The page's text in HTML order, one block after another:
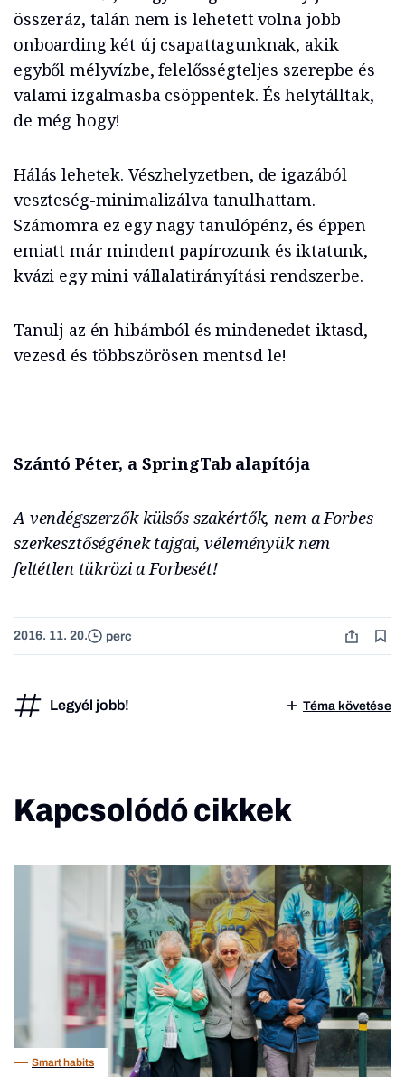
összeráz, talán nem is lehetett volna jobb
onboarding két új csapattagunknak, akik
egyből mélyvízbe, felelősségteljes szerepbe és
valami izgalmasba csöppentek. És helytálltak,
de még hogy!
Hálás lehetek. Vészhelyzetben, de igazából
veszteség-minimalizálva tanulhattam.
Számomra ez egy nagy tanulópénz, és éppen
emiatt már mindent papírozunk és iktatunk,
kvázi egy mini vállalatirányítási rendszerbe.
Tanulj az én hibámból és mindenedet iktasd,
vezesd és többszörösen mentsd le!
Szántó Péter, a SpringTab alapítója
A vendégszerzők külsős szakértők, nem a Forbes
szerkesztőségének tajgai, véleményük nem
feltétlen tükrözi a Forbesét!
2016. 11. 20. perc
Legyél jobb! Téma követése
Kapcsolódó cikkek
Smart habits